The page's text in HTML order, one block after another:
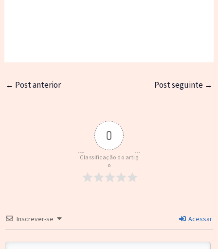
← Post anterior Post seguinte →
0
Classificação do artig
o
Inscrever-se Acessar